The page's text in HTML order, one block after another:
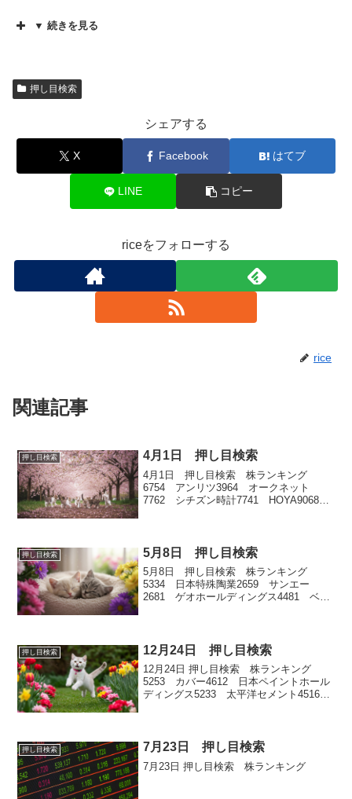
▼ 続きを見る
押し目検索
シェアする
X Facebook はてブ
LINE コピー
riceをフォローする
rice
関連記事
押し目検索 4月1日 押し目検索
4月1日 押し目検索 株ランキング
6754 アンリツ3964 オークネット
7762 シチズン時計7741 HOYA9068
押し目検索 5月8日 押し目検索
5月8日 押し目検索 株ランキング
5334 日本特殊陶業2659 サンエー
2681 ゲオホールディングス4481 ベー
押し目検索 12月24日 押し目検索
12月24日 押し目検索 株ランキング
5253 カバー4612 日本ペイントホール
ディングス5233 太平洋セメント4516
押し目検索 7月23日 押し目検索
7月23日 押し目検索 株ランキング